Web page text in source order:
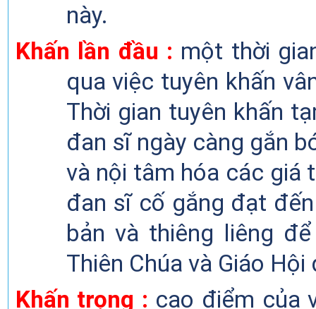
này.
Khấn lần đầu : một thời
qua việc tuyên khấn
Thời gian tuyên khấn
đan sĩ ngày càng gắn
và nội tâm hóa các giá
đan sĩ cố gắng đạt
bản và thiêng liêng
Thiên Chúa và Giáo
Khấn trọng : cao điểm của